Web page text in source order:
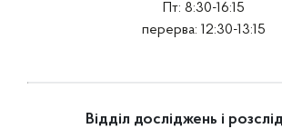
Пт: 8:30-16:15
перерва: 12:30-13:15
Відділ досліджень і